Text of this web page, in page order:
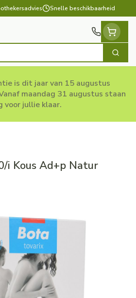
Snelle beschikbaarheid
Zoek
is dit jaar van 15 augustus
maandag 31 augustus staan
voor jullie klaar.
i Kous Ad+p Natur